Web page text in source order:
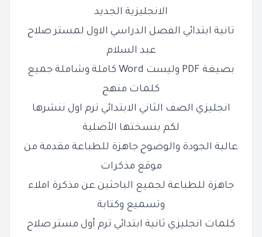
الانجليزية الجديد
تانية ابتدائي الفصل الدراسي الاول لمستر صلاح
عبد السلام
بصيغة PDF وليست Word كاملة وشاملة جميع
كلمات منهج
انجليزي الصف الثاني الابتدائي ترم اول ننشرها
لكم بنسختها الأصلية
عالية الجودة والوضوح جاهزة للطباعة مقدمة من
موقع مذكرات
جاهزة للطباعة لجميع الباحثين عن مذكرة املاء
وتسميع وكتابة
كلمات انجليزي ثانية ابتدائي ترم أول مستر صلاح